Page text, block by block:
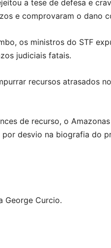
a tese de defesa e
e comprovaram o dano
os ministros do STF
judiciais fatais.
recursos atrasados
de recurso, o
desvio na biografia do
George Curcio.